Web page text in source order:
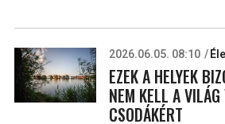
2026.06.05. 08:10
EZEK A HELYEK
NEM KELL A
CSODÁKÉRT